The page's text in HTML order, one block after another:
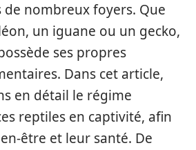
nombreux foyers. Que
un iguane ou un gecko,
ses propres
Dans cet article,
en détail le régime
reptiles en captivité, afin
être et leur santé. De